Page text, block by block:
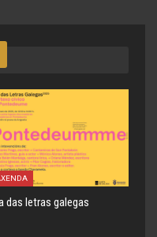
das letras galegas